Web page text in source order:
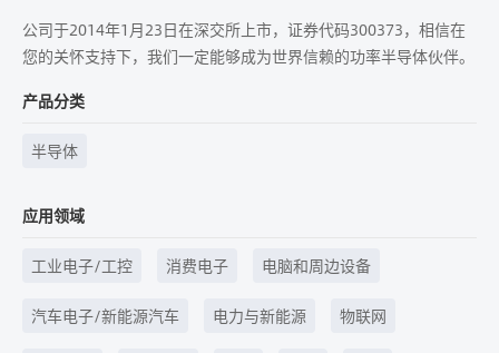
公司于2014年1月23日在深交所上市，证券代码300373，相信在
您的关怀支持下，我们一定能够成为世界信赖的功率半导体伙伴。
产品分类
半导体
应用领域
工业电子/工控 消费电子 电脑和周边设备
汽车电子/新能源汽车 电力与新能源 物联网